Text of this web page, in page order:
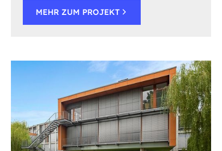
MEHR ZUM PROJEKT